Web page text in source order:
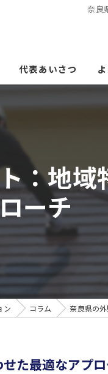
奈良
代表あいさつ
：地
ーチ
ン コラム 奈良県の
た最適なアプ